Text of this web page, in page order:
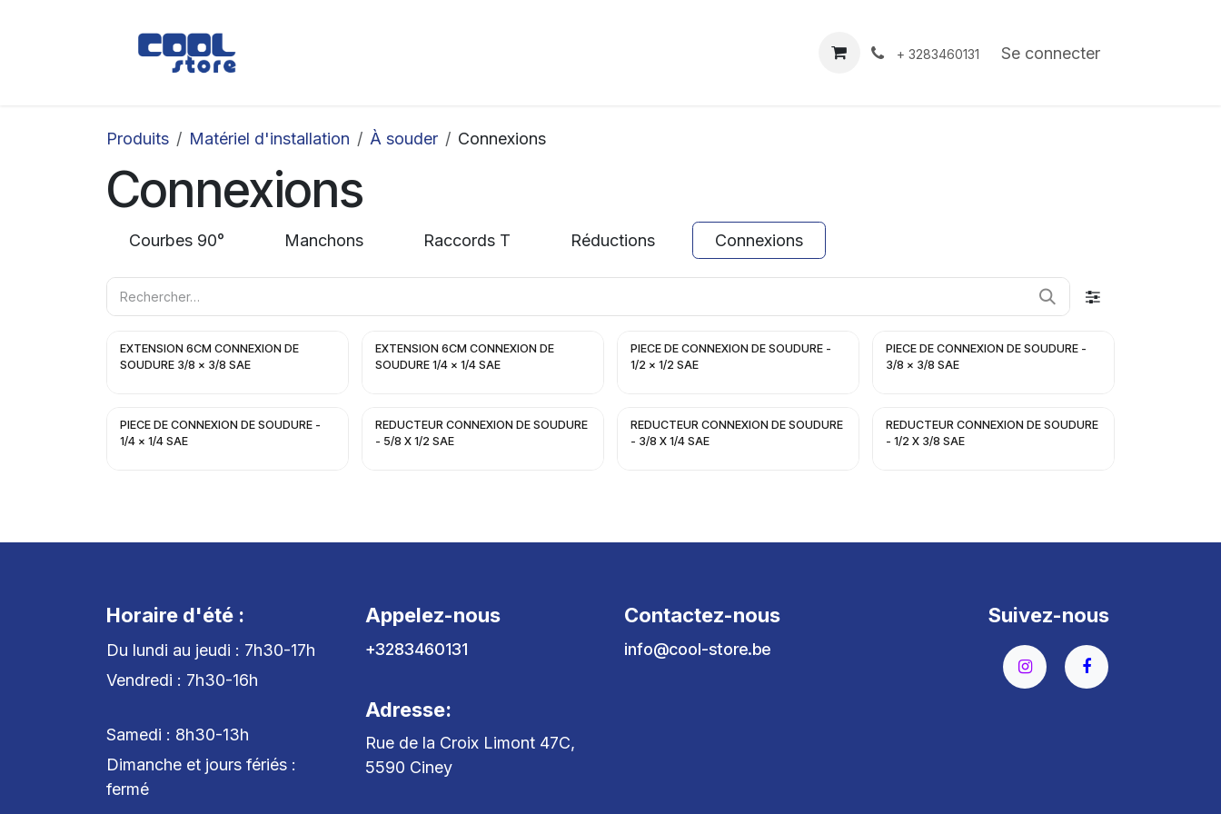
À propos Contact
+ 3283460131 Se connecter
Produits Matériel d'installation À souder Connexions
Connexions
Courbes 90° Manchons Raccords T Réductions Connexions
EXTENSION 6CM CONNEXION DE
SOUDURE 3/8 x 3/8 SAE
EXTENSION 6CM CONNEXION DE
SOUDURE 1/4 x 1/4 SAE
PIECE DE CONNEXION DE SOUDURE -
1/2 x 1/2 SAE
PIECE DE CONNEXION DE SOUDURE -
3/8 x 3/8 SAE
PIECE DE CONNEXION DE SOUDURE -
1/4 x 1/4 SAE
REDUCTEUR CONNEXION DE SOUDURE
- 5/8 X 1/2 SAE
REDUCTEUR CONNEXION DE SOUDURE
- 3/8 X 1/4 SAE
REDUCTEUR CONNEXION DE SOUDURE
- 1/2 X 3/8 SAE
Horaire d'été :
Du lundi au jeudi : 7h30-17h
Vendredi : 7h30-16h
Samedi : 8h30-13h
Dimanche et jours fériés :
fermé
Appelez-nous
+3283460131
Adresse:
Rue de la Croix Limont 47C,
5590 Ciney
Contactez-nous
info@cool-store.be
Suivez-nous